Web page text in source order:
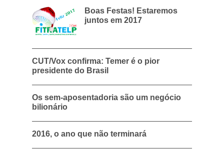
Boas Festas! Estaremos
juntos em 2017
CUT/Vox confirma: Temer é o pior
presidente do Brasil
Os sem-aposentadoria são um negócio
bilionário
2016, o ano que não terminará